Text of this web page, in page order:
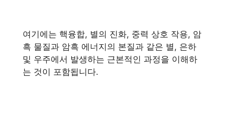
여기에는 핵융합, 별의 진화, 중력 상호 작용, 암
흑 물질과 암흑 에너지의 본질과 같은 별, 은하
및 우주에서 발생하는 근본적인 과정을 이해하
는 것이 포함됩니다.